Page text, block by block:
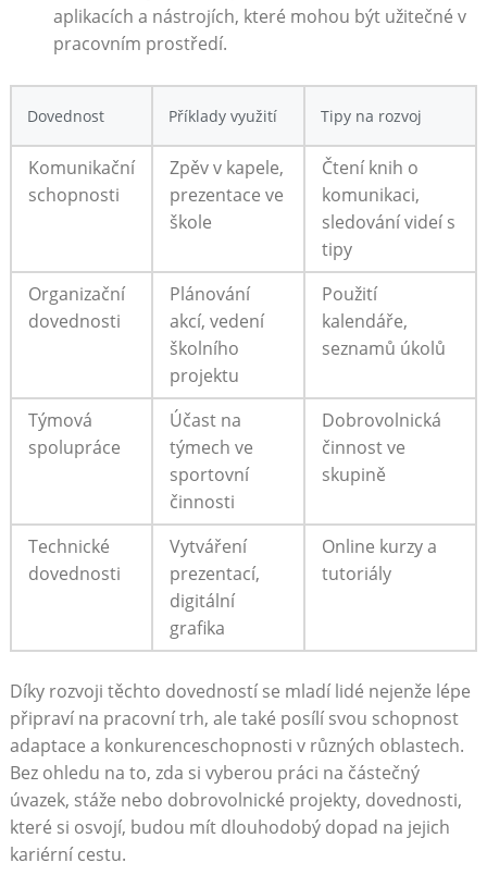
aplikacích a nástrojích, které mohou být užitečné v
pracovním prostředí.
Dovednost Příklady využití Tipy na rozvoj
Komunikační
schopnosti
Zpěv v kapele,
prezentace ve
škole
Čtení knih o
komunikaci,
sledování videí s
tipy
Organizační
dovednosti
Plánování
akcí, vedení
školního
projektu
Použití
kalendáře,
seznamů úkolů
Týmová
spolupráce
Účast na
týmech ve
sportovní
činnosti
Dobrovolnická
činnost ve
skupině
Technické
dovednosti
Vytváření
prezentací,
digitální
grafika
Online kurzy a
tutoriály
Díky rozvoji těchto dovedností se mladí lidé nejenže lépe
připraví na pracovní trh, ale také posílí svou schopnost
adaptace a konkurenceschopnosti v různých oblastech.
Bez ohledu na to, zda si vyberou práci na částečný
úvazek, stáže nebo dobrovolnické projekty, dovednosti,
které si osvojí, budou mít dlouhodobý dopad na jejich
kariérní cestu.